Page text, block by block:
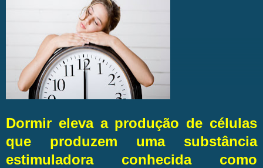
Dormir eleva a produção de células
que produzem uma substância
estimuladora conhecida como